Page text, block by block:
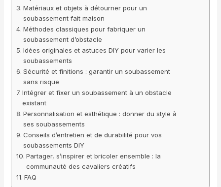
Matériaux et objets à détourner pour un
soubassement fait maison
Méthodes classiques pour fabriquer un
soubassement d’obstacle
Idées originales et astuces DIY pour varier les
soubassements
Sécurité et finitions : garantir un soubassement
sans risque
Intégrer et fixer un soubassement à un obstacle
existant
Personnalisation et esthétique : donner du style à
ses soubassements
Conseils d’entretien et de durabilité pour vos
soubassements DIY
Partager, s’inspirer et bricoler ensemble : la
communauté des cavaliers créatifs
FAQ